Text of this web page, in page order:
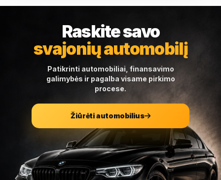
Raskite savo
svajonių automobilį
Patikrinti automobiliai, finansavimo
galimybės ir pagalba visame pirkimo
procese.
Žiūrėti automobilius